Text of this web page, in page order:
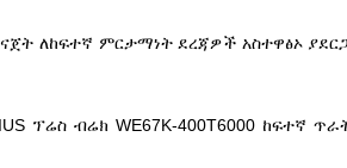
ለከፍተኛ ምርታማነት ደረጃዎች አስተዋፅኦ
ፕሬስ ብሬክ WE67K-400T6000 ከፍተኛ